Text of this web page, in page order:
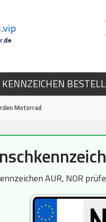
.vip
.de
KENNZEICHEN
Motorrad
AUR, NOR